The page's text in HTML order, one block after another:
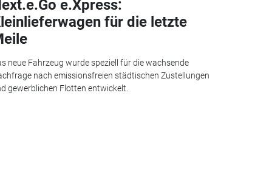
e.Xpress:
für die letzte
neue Fahrzeug wurde speziell für die wachsende
nach emissionsfreien städtischen Zustellungen
gewerblichen Flotten entwickelt.